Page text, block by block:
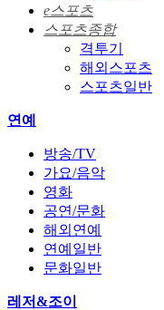
e스포츠
스포츠종합
격투기
해외스포츠
스포츠일반
연예
방송/TV
가요/음악
영화
공연/문화
해외연예
연예일반
문화일반
레저&조이